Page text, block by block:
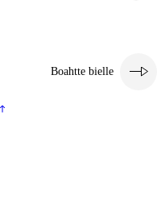
Boahtte bielle